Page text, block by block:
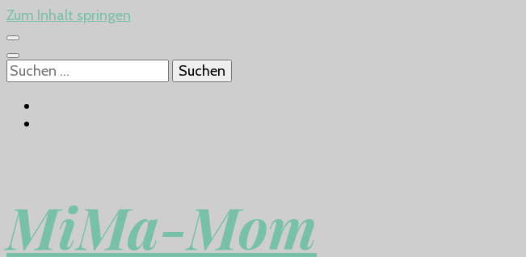
Zum Inhalt springen
Suchen
nach:
MiMa-Mom